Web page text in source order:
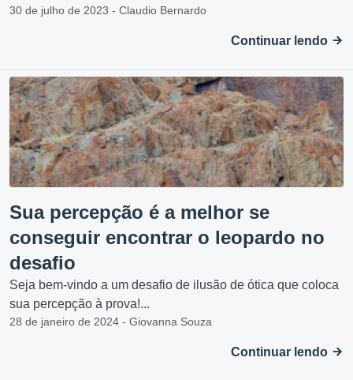
30 de julho de 2023 - Claudio Bernardo
Continuar lendo
Sua percepção é a melhor se
conseguir encontrar o leopardo no
desafio
Seja bem-vindo a um desafio de ilusão de ótica que coloca
sua percepção à prova!...
28 de janeiro de 2024 - Giovanna Souza
Continuar lendo